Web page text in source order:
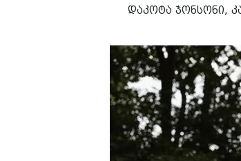
დაკოტა ჯონსონი,